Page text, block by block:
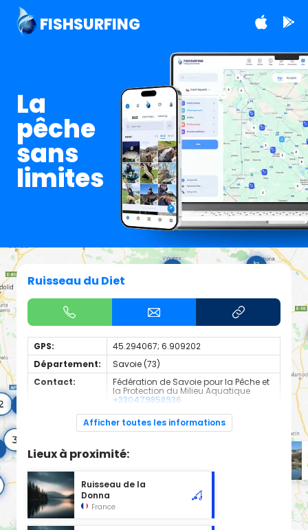
FISHSURFING
La
pêche
sans
limites
Ruisseau du Diet
GPS:
45.294067; 6.909202
Département:
Savoie (73)
Contact:
Fédération de Savoie pour la Pêche et
la Protection du Milieu Aquatique
+330479858936
Espèces de
Truite
catégorie piscicole à cet emplacement.
Afficher toutes les informations
Lieux à proximité:
Ruisseau de la
Donna
France